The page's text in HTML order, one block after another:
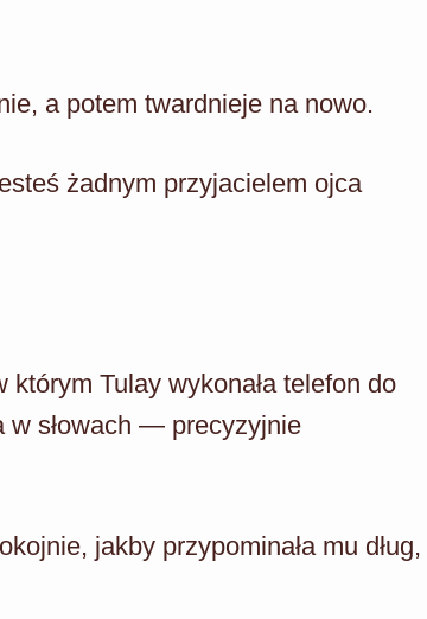
a potem twardnieje na nowo.
żadnym przyjacielem ojca
Tulay wykonała telefon do
w słowach — precyzyjnie
jakby przypominała mu dług,